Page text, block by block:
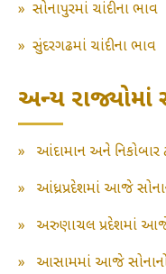
» સોનાપુરમાં ચાંદીના ભાવ
» સુંદરગઢમાં ચાંદીના ભાવ
અન્ય રાજ્યોમાં
»
આંદામાન અને
»
આંધ્રપ્રદેશમાં આજે
»
અરુણાચલ પ્રદેશમાં આજે
»
આસામમાં આજે